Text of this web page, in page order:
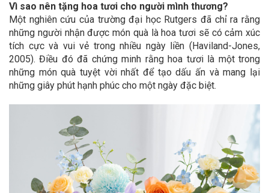
Vì sao nên tặng hoa tươi cho người mình thương?
Một nghiên cứu của trường đại học Rutgers đã chỉ ra rằng
những người nhận được món quà là hoa tươi sẽ có cảm xúc
tích cực và vui vẻ trong nhiều ngày liền (Haviland-Jones,
2005). Điều đó đã chứng minh rằng hoa tươi là một trong
những món quà tuyệt vời nhất để tạo dấu ấn và mang lại
những giây phút hạnh phúc cho một ngày đặc biệt.